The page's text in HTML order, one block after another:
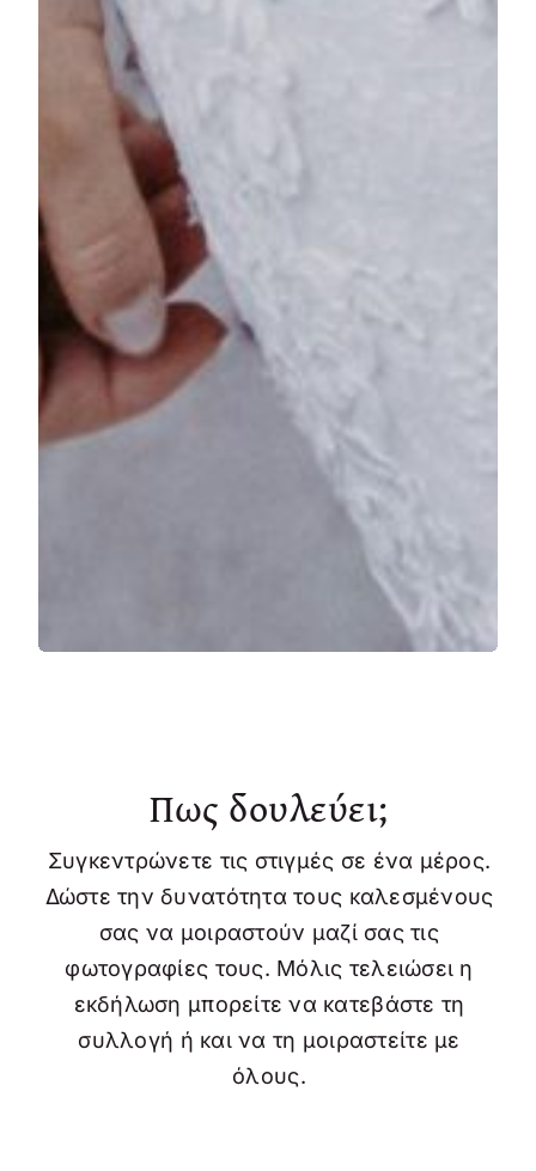
Πως δουλεύει;
Συγκεντρώνετε τις στιγμές σε ένα μέρος.
Δώστε την δυνατότητα τους καλεσμένους
σας να μοιραστούν μαζί σας τις
φωτογραφίες τους. Μόλις τελειώσει η
εκδήλωση μπορείτε να κατεβάστε τη
συλλογή ή και να τη μοιραστείτε με
όλους.